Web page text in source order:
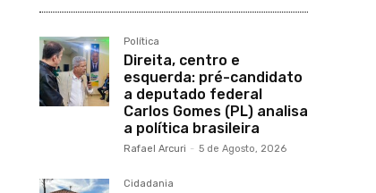
Política
Direita, centro e
esquerda: pré-candidato
a deputado federal
Carlos Gomes (PL) analisa
a política brasileira
Rafael Arcuri - 5 de Agosto, 2026
Cidadania